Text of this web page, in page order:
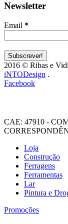
Newsletter
Email *
2016 © Ribas e
iNTODesign .
Facebook
CAE: 47910 -
Loja
Construção
Ferragens
Ferramentas
Lar
Pintura e
Promoções